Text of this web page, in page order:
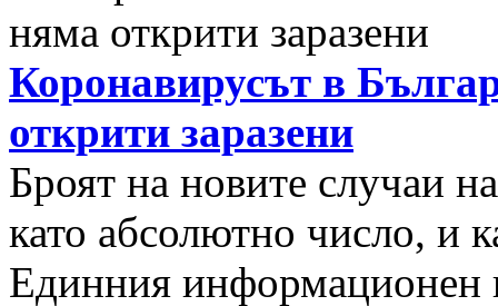
Коронавирусът в
открити заразени
Броят на новите случаи
като абсолютно число, и
Единния информационен